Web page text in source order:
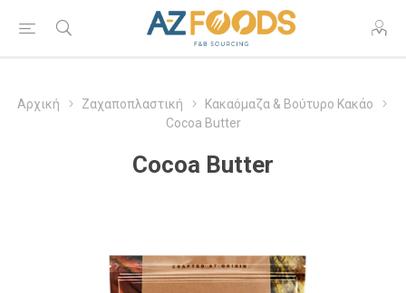
Αρχική Ζαχαποπλαστική
Κακαόμαζα & Βούτυρο Κακάο
Cocoa Butter
Cocoa Butter